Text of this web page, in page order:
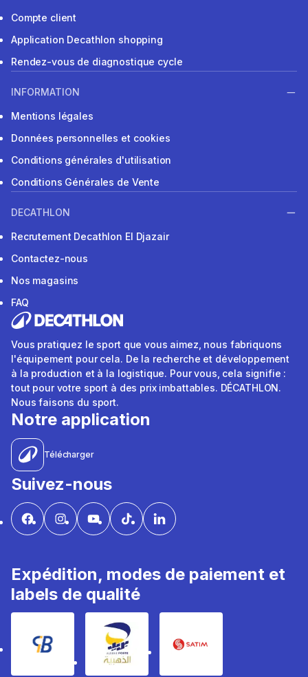
Compte client
Application Decathlon shopping
Rendez-vous de diagnostique cycle
INFORMATION
Mentions légales
Données personnelles et cookies
Conditions générales d'utilisation
Conditions Générales de Vente
DECATHLON
Recrutement Decathlon El Djazair
Contactez-nous
Nos magasins
FAQ
Vous pratiquez le sport que vous aimez, nous fabriquons
l'équipement pour cela. De la recherche et développement
à la production et à la logistique. Pour vous, cela signifie :
tout pour votre sport à des prix imbattables. DÉCATHLON.
Nous faisons du sport.
Notre application
Télécharger
Suivez-nous
Expédition, modes de paiement et
labels de qualité